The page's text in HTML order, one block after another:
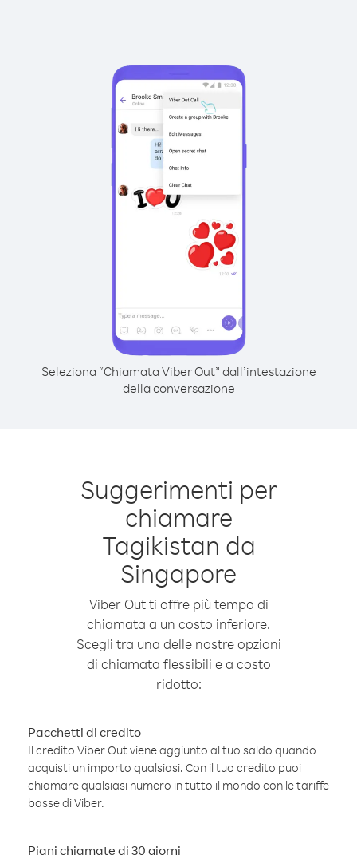
Seleziona “Chiamata Viber Out” dall’intestazione
della conversazione
Suggerimenti per
chiamare
Tagikistan da
Singapore
Viber Out ti offre più tempo di
chiamata a un costo inferiore.
Scegli tra una delle nostre opzioni
di chiamata flessibili e a costo
ridotto:
Pacchetti di credito
Il credito Viber Out viene aggiunto al tuo saldo quando
acquisti un importo qualsiasi. Con il tuo credito puoi
chiamare qualsiasi numero in tutto il mondo con le tariffe
basse di Viber.
Piani chiamate di 30 giorni